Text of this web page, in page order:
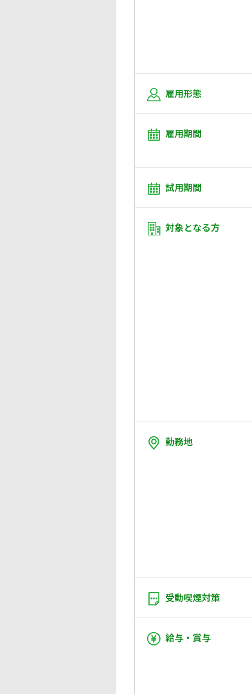
雇用形態
雇用期間
試用期間
対象となる方
勤務地
受動喫煙対策
給与・賞与